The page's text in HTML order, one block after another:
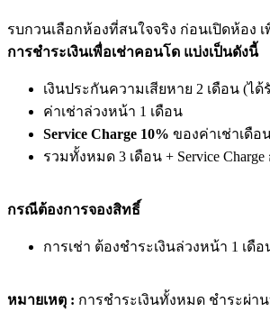
รบกวนเลือกห้องที่สนใจจริง ก่อนเปิดห้อง
การชำระเงินเพื่อเช่าคอนโด แบ่งเป็นดังนี้
เงินประกันความเสียหาย 2 เดือน (
ค่าเช่าล่วงหน้า 1 เดือน
Service Charge 10% ของค่าเช่าเดือ
รวมทั้งหมด 3 เดือน + Service
กรณีต้องการจองสิทธิ์
การเช่า ต้องชำระเงินล่วงหน้า 1 เ
หมายเหตุ : การชำระเงินทั้งหมด ชำระผ่า